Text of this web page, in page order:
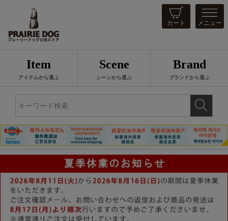
カート メニュー
Item
アイテムから選ぶ
Scene
シーンから選ぶ
Brand
ブランドから選ぶ